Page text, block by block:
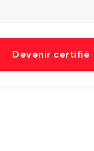
Devenir certifié